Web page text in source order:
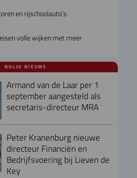
en rijschoolauto’s
volle wijken met meer
NUL20 NIEUWS
Armand van de Laar per 1
september aangesteld als
secretaris-directeur MRA
Peter Kranenburg nieuwe
directeur Financiën en
Bedrijfsvoering bij Lieven de
Key